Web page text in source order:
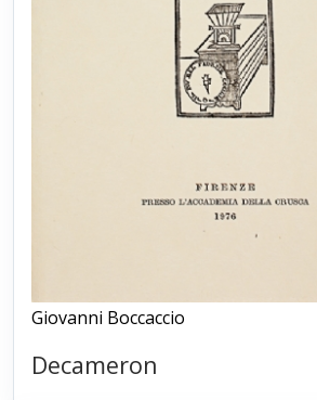
Giovanni Boccaccio
Decameron